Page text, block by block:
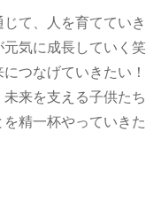
て、人を育てていき
気に成長していく笑
つなげていきたい！
来を支える子供たち
精一杯やっていきた